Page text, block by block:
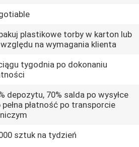
plastikowe torby w karton lub
na wymagania klienta
tygodnia po dokonaniu
depozytu, 70% salda po wysyłce
pełna płatność po transporcie
sztuk na tydzień